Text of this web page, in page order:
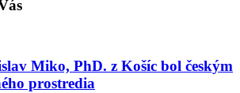
Miko, PhD. z Košíc bol českým
prostredia